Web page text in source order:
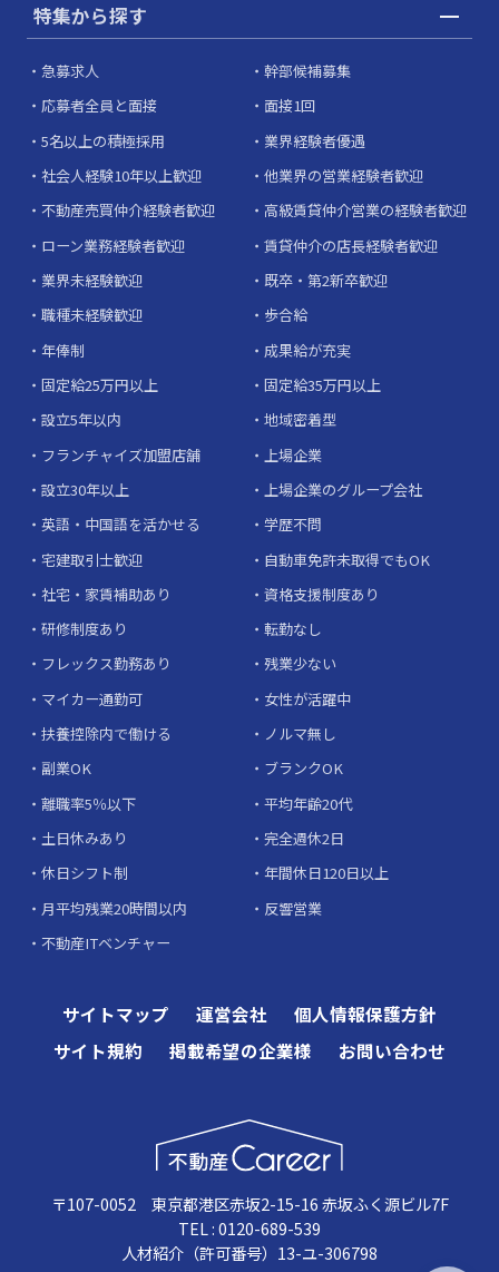
特集から探す
急募求人
幹部候補募集
応募者全員と面接
面接1回
5名以上の積極採用
業界経験者優遇
社会人経験10年以上歓迎
他業界の営業経験者歓迎
不動産売買仲介経験者歓迎
高級賃貸仲介営業の経験者歓迎
ローン業務経験者歓迎
賃貸仲介の店長経験者歓迎
業界未経験歓迎
既卒・第2新卒歓迎
職種未経験歓迎
歩合給
年俸制
成果給が充実
固定給25万円以上
固定給35万円以上
設立5年以内
地域密着型
フランチャイズ加盟店舗
上場企業
設立30年以上
上場企業のグループ会社
英語・中国語を活かせる
学歴不問
宅建取引士歓迎
自動車免許未取得でもOK
社宅・家賃補助あり
資格支援制度あり
研修制度あり
転勤なし
フレックス勤務あり
残業少ない
マイカー通勤可
女性が活躍中
扶養控除内で働ける
ノルマ無し
副業OK
ブランクOK
離職率5％以下
平均年齢20代
土日休みあり
完全週休2日
休日シフト制
年間休日120日以上
月平均残業20時間以内
反響営業
不動産ITベンチャー
サイトマップ 運営会社
個人情報保護方針
サイト規約
掲載希望の企業様 お問い合わせ
〒107-0052 東京都港区赤坂2-15-16 赤坂ふく源ビル7F
TEL : 0120-689-539
人材紹介（許可番号）13-ユ-306798